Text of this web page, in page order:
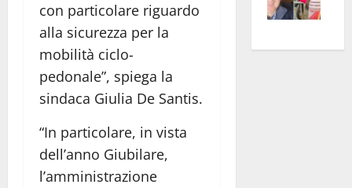
con particolare riguardo
alla sicurezza per la
mobilità ciclo-
pedonale”, spiega la
sindaca Giulia De Santis.
“In particolare, in vista
dell’anno Giubilare,
l’amministrazione
euro